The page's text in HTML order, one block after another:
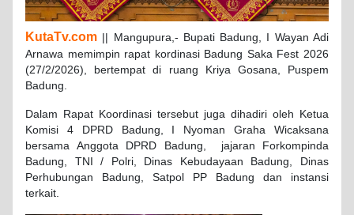
KutaTv.com || Mangupura,- Bupati Badung, I Wayan Adi
Arnawa memimpin rapat kordinasi Badung Saka Fest 2026
(27/2/2026), bertempat di ruang Kriya Gosana, Puspem
Badung.
Dalam Rapat Koordinasi tersebut juga dihadiri oleh Ketua
Komisi 4 DPRD Badung, I Nyoman Graha Wicaksana
bersama Anggota DPRD Badung, jajaran Forkompinda
Badung, TNI / Polri, Dinas Kebudayaan Badung, Dinas
Perhubungan Badung, Satpol PP Badung dan instansi
terkait.